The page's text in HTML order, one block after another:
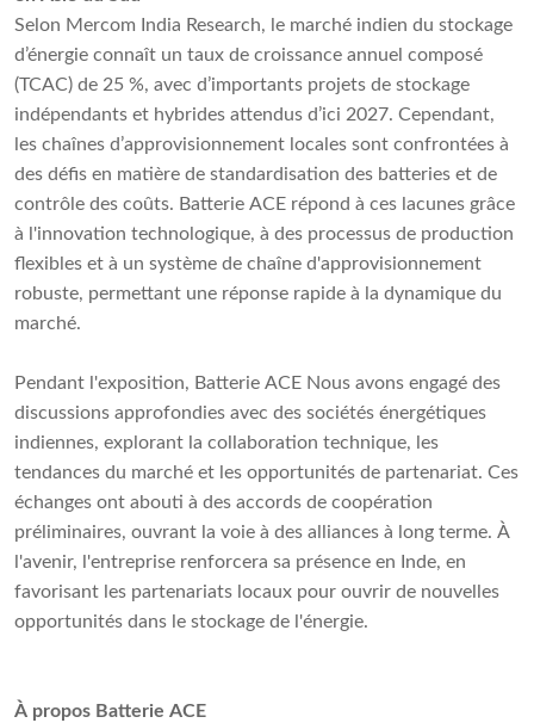
Selon Mercom India Research, le marché indien du stockage
d’énergie connaît un taux de croissance annuel composé
(TCAC) de 25 %, avec d’importants projets de stockage
indépendants et hybrides attendus d’ici 2027. Cependant,
les chaînes d’approvisionnement locales sont confrontées à
des défis en matière de standardisation des batteries et de
contrôle des coûts. Batterie ACE répond à ces lacunes grâce
à l'innovation technologique, à des processus de production
flexibles et à un système de chaîne d'approvisionnement
robuste, permettant une réponse rapide à la dynamique du
marché.
Pendant l'exposition, Batterie ACE Nous avons engagé des
discussions approfondies avec des sociétés énergétiques
indiennes, explorant la collaboration technique, les
tendances du marché et les opportunités de partenariat. Ces
échanges ont abouti à des accords de coopération
préliminaires, ouvrant la voie à des alliances à long terme. À
l'avenir, l'entreprise renforcera sa présence en Inde, en
favorisant les partenariats locaux pour ouvrir de nouvelles
opportunités dans le stockage de l'énergie.
À propos Batterie ACE